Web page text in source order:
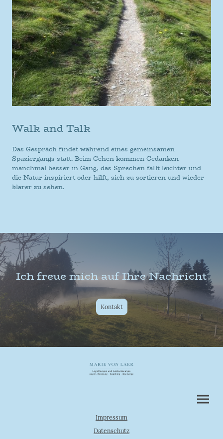
Walk and Talk
Das Gespräch findet während eines gemeinsamen
Spaziergangs statt. Beim Gehen kommen Gedanken
manchmal besser in Gang, das Sprechen fällt leichter und
die Natur inspiriert oder hilft, sich zu sortieren und wieder
klarer zu sehen.
Ich freue mich auf Ihre Nachricht
Kontakt
Impressum
Datenschutz